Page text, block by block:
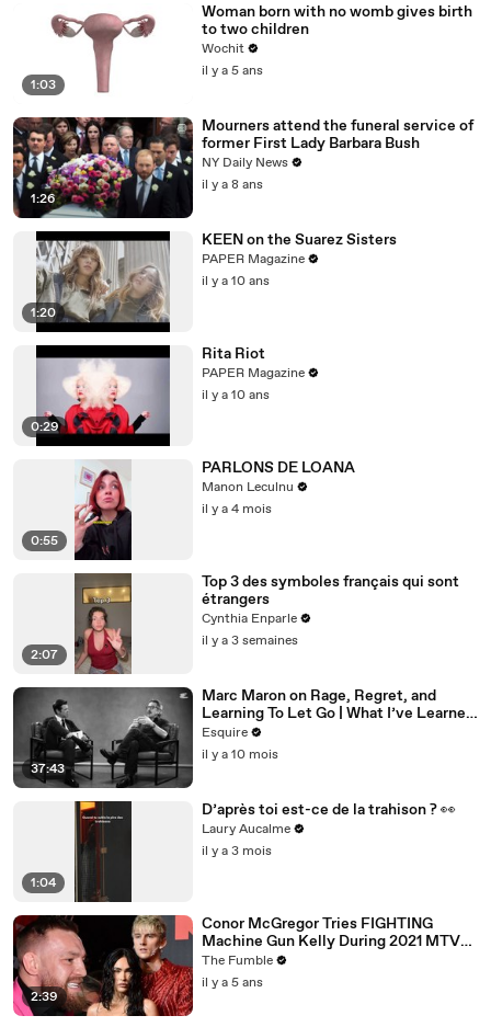
1:03
Woman born with no womb gives birth
to two children
Wochit
il y a 5 ans
1:26
Mourners attend the funeral service of
former First Lady Barbara Bush
NY Daily News
il y a 8 ans
1:20
KEEN on the Suarez Sisters
PAPER Magazine
il y a 10 ans
0:29
Rita Riot
PAPER Magazine
il y a 10 ans
0:55
PARLONS DE LOANA
Manon Leculnu
il y a 4 mois
2:07
Top 3 des symboles français qui sont
étrangers
Cynthia Enparle
il y a 3 semaines
37:43
Marc Maron on Rage, Regret, and
Learning To Let Go | What I’ve Learned
| Esquire
Esquire
il y a 10 mois
1:04
D’après toi est-ce de la trahison ? 👀
Laury Aucalme
il y a 3 mois
2:39
Conor McGregor Tries FIGHTING
Machine Gun Kelly During 2021 MTV
VMA’s
The Fumble
il y a 5 ans